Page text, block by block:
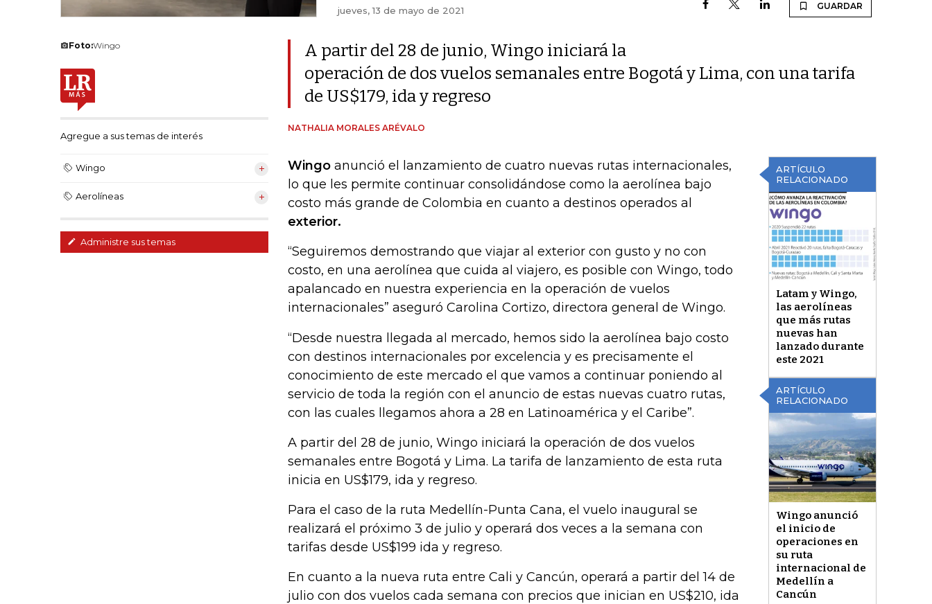
jueves, 13 de mayo de 2021 GUARDAR
Foto:Wingo
Agregue a sus temas de interés
Wingo
Aerolíneas
Administre sus temas
A partir del 28 de junio, Wingo iniciará la
operación de dos vuelos semanales entre Bogotá y Lima, con una tarifa
de US$179, ida y regreso
NATHALIA MORALES ARÉVALO
ARTÍCULO
RELACIONADO
Latam y Wingo,
las aerolíneas
que más rutas
nuevas han
lanzado durante
este 2021
ARTÍCULO
RELACIONADO
Wingo anunció
el inicio de
operaciones en
su ruta
internacional de
Medellín a
Cancún
Wingo anunció el lanzamiento de cuatro nuevas rutas internacionales,
lo que les permite continuar consolidándose como la aerolínea bajo
costo más grande de Colombia en cuanto a destinos operados al
exterior.
“Seguiremos demostrando que viajar al exterior con gusto y no con
costo, en una aerolínea que cuida al viajero, es posible con Wingo, todo
apalancado en nuestra experiencia en la operación de vuelos
internacionales” aseguró Carolina Cortizo, directora general de Wingo.
“Desde nuestra llegada al mercado, hemos sido la aerolínea bajo costo
con destinos internacionales por excelencia y es precisamente el
conocimiento de este mercado el que vamos a continuar poniendo al
servicio de toda la región con el anuncio de estas nuevas cuatro rutas,
con las cuales llegamos ahora a 28 en Latinoamérica y el Caribe”.
A partir del 28 de junio, Wingo iniciará la operación de dos vuelos
semanales entre Bogotá y Lima. La tarifa de lanzamiento de esta ruta
inicia en US$179, ida y regreso.
Para el caso de la ruta Medellín-Punta Cana, el vuelo inaugural se
realizará el próximo 3 de julio y operará dos veces a la semana con
tarifas desde US$199 ida y regreso.
En cuanto a la nueva ruta entre Cali y Cancún, operará a partir del 14 de
julio con dos vuelos cada semana con precios que inician en US$210, ida